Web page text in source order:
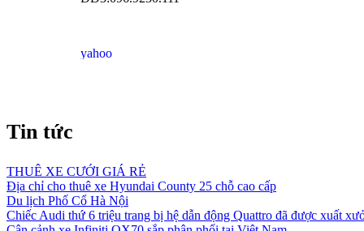
Tin tức
THUÊ XE CƯỚI GIÁ RẺ
Địa chỉ cho thuê xe Hyundai County 25 chỗ cao cấp
Du lịch Phố Cổ Hà Nội
Chiếc Audi thứ 6 triệu trang bị hệ dẫn động Quattro đã được xuất